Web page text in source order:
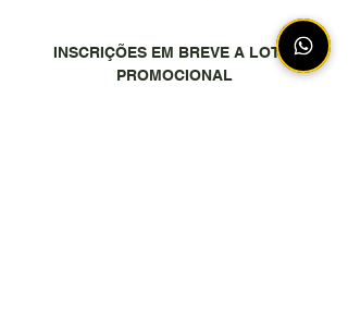
INSCRIÇÕES EM BREVE A LOTE
PROMOCIONAL